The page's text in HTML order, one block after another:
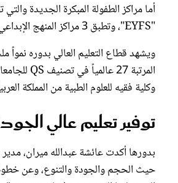
"EYFS"، وتطبق 3 مراكز المنهج الإبداعي، في حين يطبِّق مركز واحد جديد منهاج "مونتيسوري"، وآخر منهاج "مابل بير".
ويشهد قطاع التعليم العالي بدوره نمواً
وكلية فقيه للعلوم الطبية من المملكة
توفير تعليم عالي
بدورها أكدت عائشة عبدالله ميران،
حيث الحجم والجودة والتنوع، وعن خطوة